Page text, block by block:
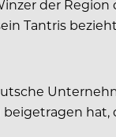
der Region
Tantris
hat,